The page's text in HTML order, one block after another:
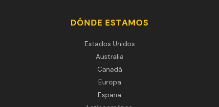
DÓNDE ESTAMOS
Estados Unidos
Australia
Canadá
Europa
España